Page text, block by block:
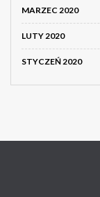
MARZEC 2020
LUTY 2020
STYCZEŃ 2020